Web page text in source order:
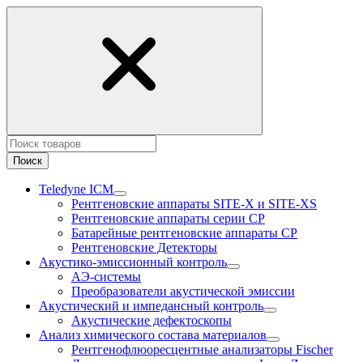
Поиск
Teledyne ICM
Рентгеновские аппараты SITE-X и SITE-XS
Рентгеновские аппараты серии CP
Батарейные рентгеновские аппараты CP
Рентгеновские Детекторы
Акустико-эмисcионный контроль
АЭ-системы
Преобразователи акустической эмиссии
Акустический и импедансный контроль
Акустические дефектоскопы
Анализ химического состава материалов
Рентгенофлюоресцентные анализаторы Fischer